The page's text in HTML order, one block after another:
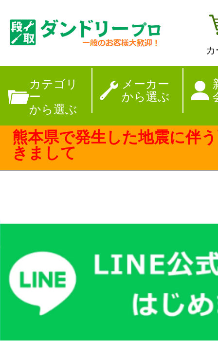
カテゴリ
ー
から選ぶ
メーカー
から選ぶ
【夏季休暇のお
熊本県で発生した地震に伴
きまして